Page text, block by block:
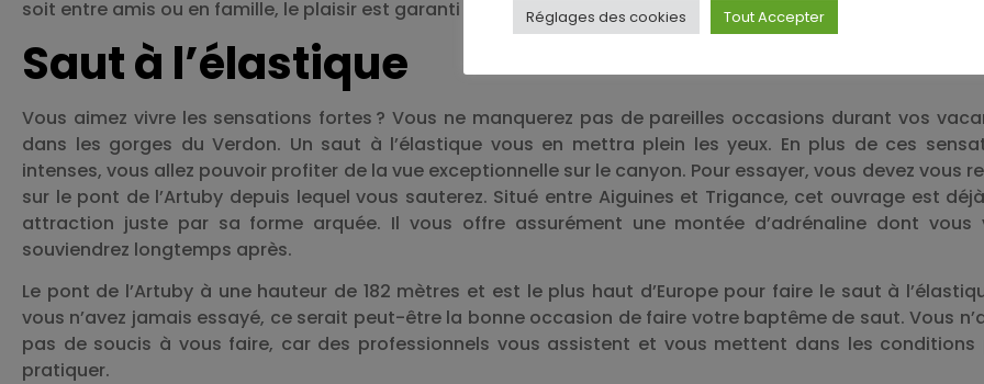
soit entre amis ou en famille, le plaisir est garanti et de belles découvertes vous attendent.
Saut à l’élastique
Vous aimez vivre les sensations fortes ? Vous ne manquerez pas de pareilles occasions durant vos
dans les gorges du Verdon. Un saut à l’élastique vous en mettra plein les yeux. En plus de ces
intenses, vous allez pouvoir profiter de la vue exceptionnelle sur le canyon. Pour essayer, vous devez vous
sur le pont de l’Artuby depuis lequel vous sauterez. Situé entre Aiguines et Trigance, cet ouvrage est
attraction juste par sa forme arquée. Il vous offre assurément une montée d’adrénaline dont vous
souviendrez longtemps après.
Le pont de l’Artuby à une hauteur de 182 mètres et est le plus haut d’Europe pour faire le saut à
vous n’avez jamais essayé, ce serait peut-être la bonne occasion de faire votre baptême de saut. Vous
pas de soucis à vous faire, car des professionnels vous assistent et vous mettent dans les conditions
pratiquer.
Réglages des cookies Tout Accepter